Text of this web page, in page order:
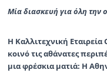
Μία διασκευή για όλη την
Η Καλλιτεχνική
κοινό τις αθάνατες
μια φρέσκια ματιά: Η